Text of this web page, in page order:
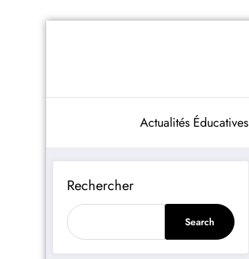
Actualités Éducatives
Rechercher
Search